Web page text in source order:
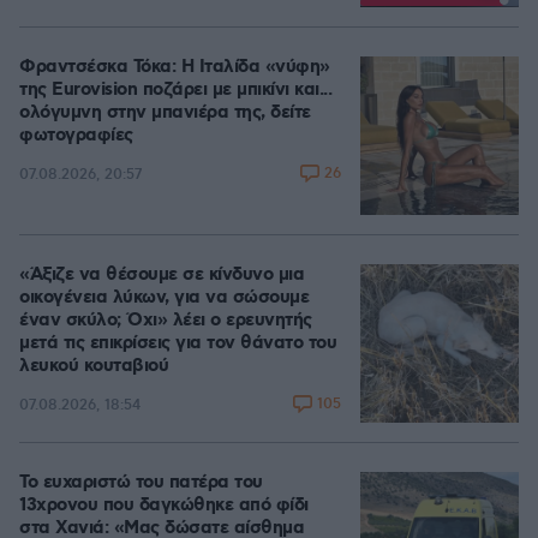
Loaded:
Φραντσέσκα Τόκα: Η Ιταλίδα «νύφη»
της Eurovision ποζάρει με μπικίνι και...
ολόγυμνη στην μπανιέρα της, δείτε
φωτογραφίες
07.08.2026, 20:57 26
«Άξιζε να θέσουμε σε κίνδυνο μια
οικογένεια λύκων, για να σώσουμε
έναν σκύλο; Όχι» λέει ο ερευνητής
μετά τις επικρίσεις για τον θάνατο του
λευκού κουταβιού
07.08.2026, 18:54 105
Το ευχαριστώ του πατέρα του
13χρονου που δαγκώθηκε από φίδι
στα Χανιά: «Μας δώσατε αίσθημα